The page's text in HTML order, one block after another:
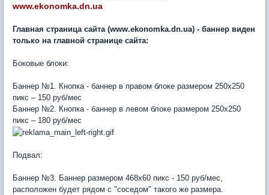
www.ekonomka.dn.ua
Главная страница сайта (www.ekonomka.dn.ua) - баннер виден
только на главной странице сайта:
Боковые блоки:
Баннер №1. Кнопка - баннер в правом блоке размером 250х250
пикс – 150 руб/мес
Баннер №2. Кнопка - баннер в левом блоке размером 250х250
пикс – 180 руб/мес
Подвал:
Баннер №3. Баннер размером 468х60 пикс - 150 руб/мес,
расположен будет рядом с "соседом" такого же размера.